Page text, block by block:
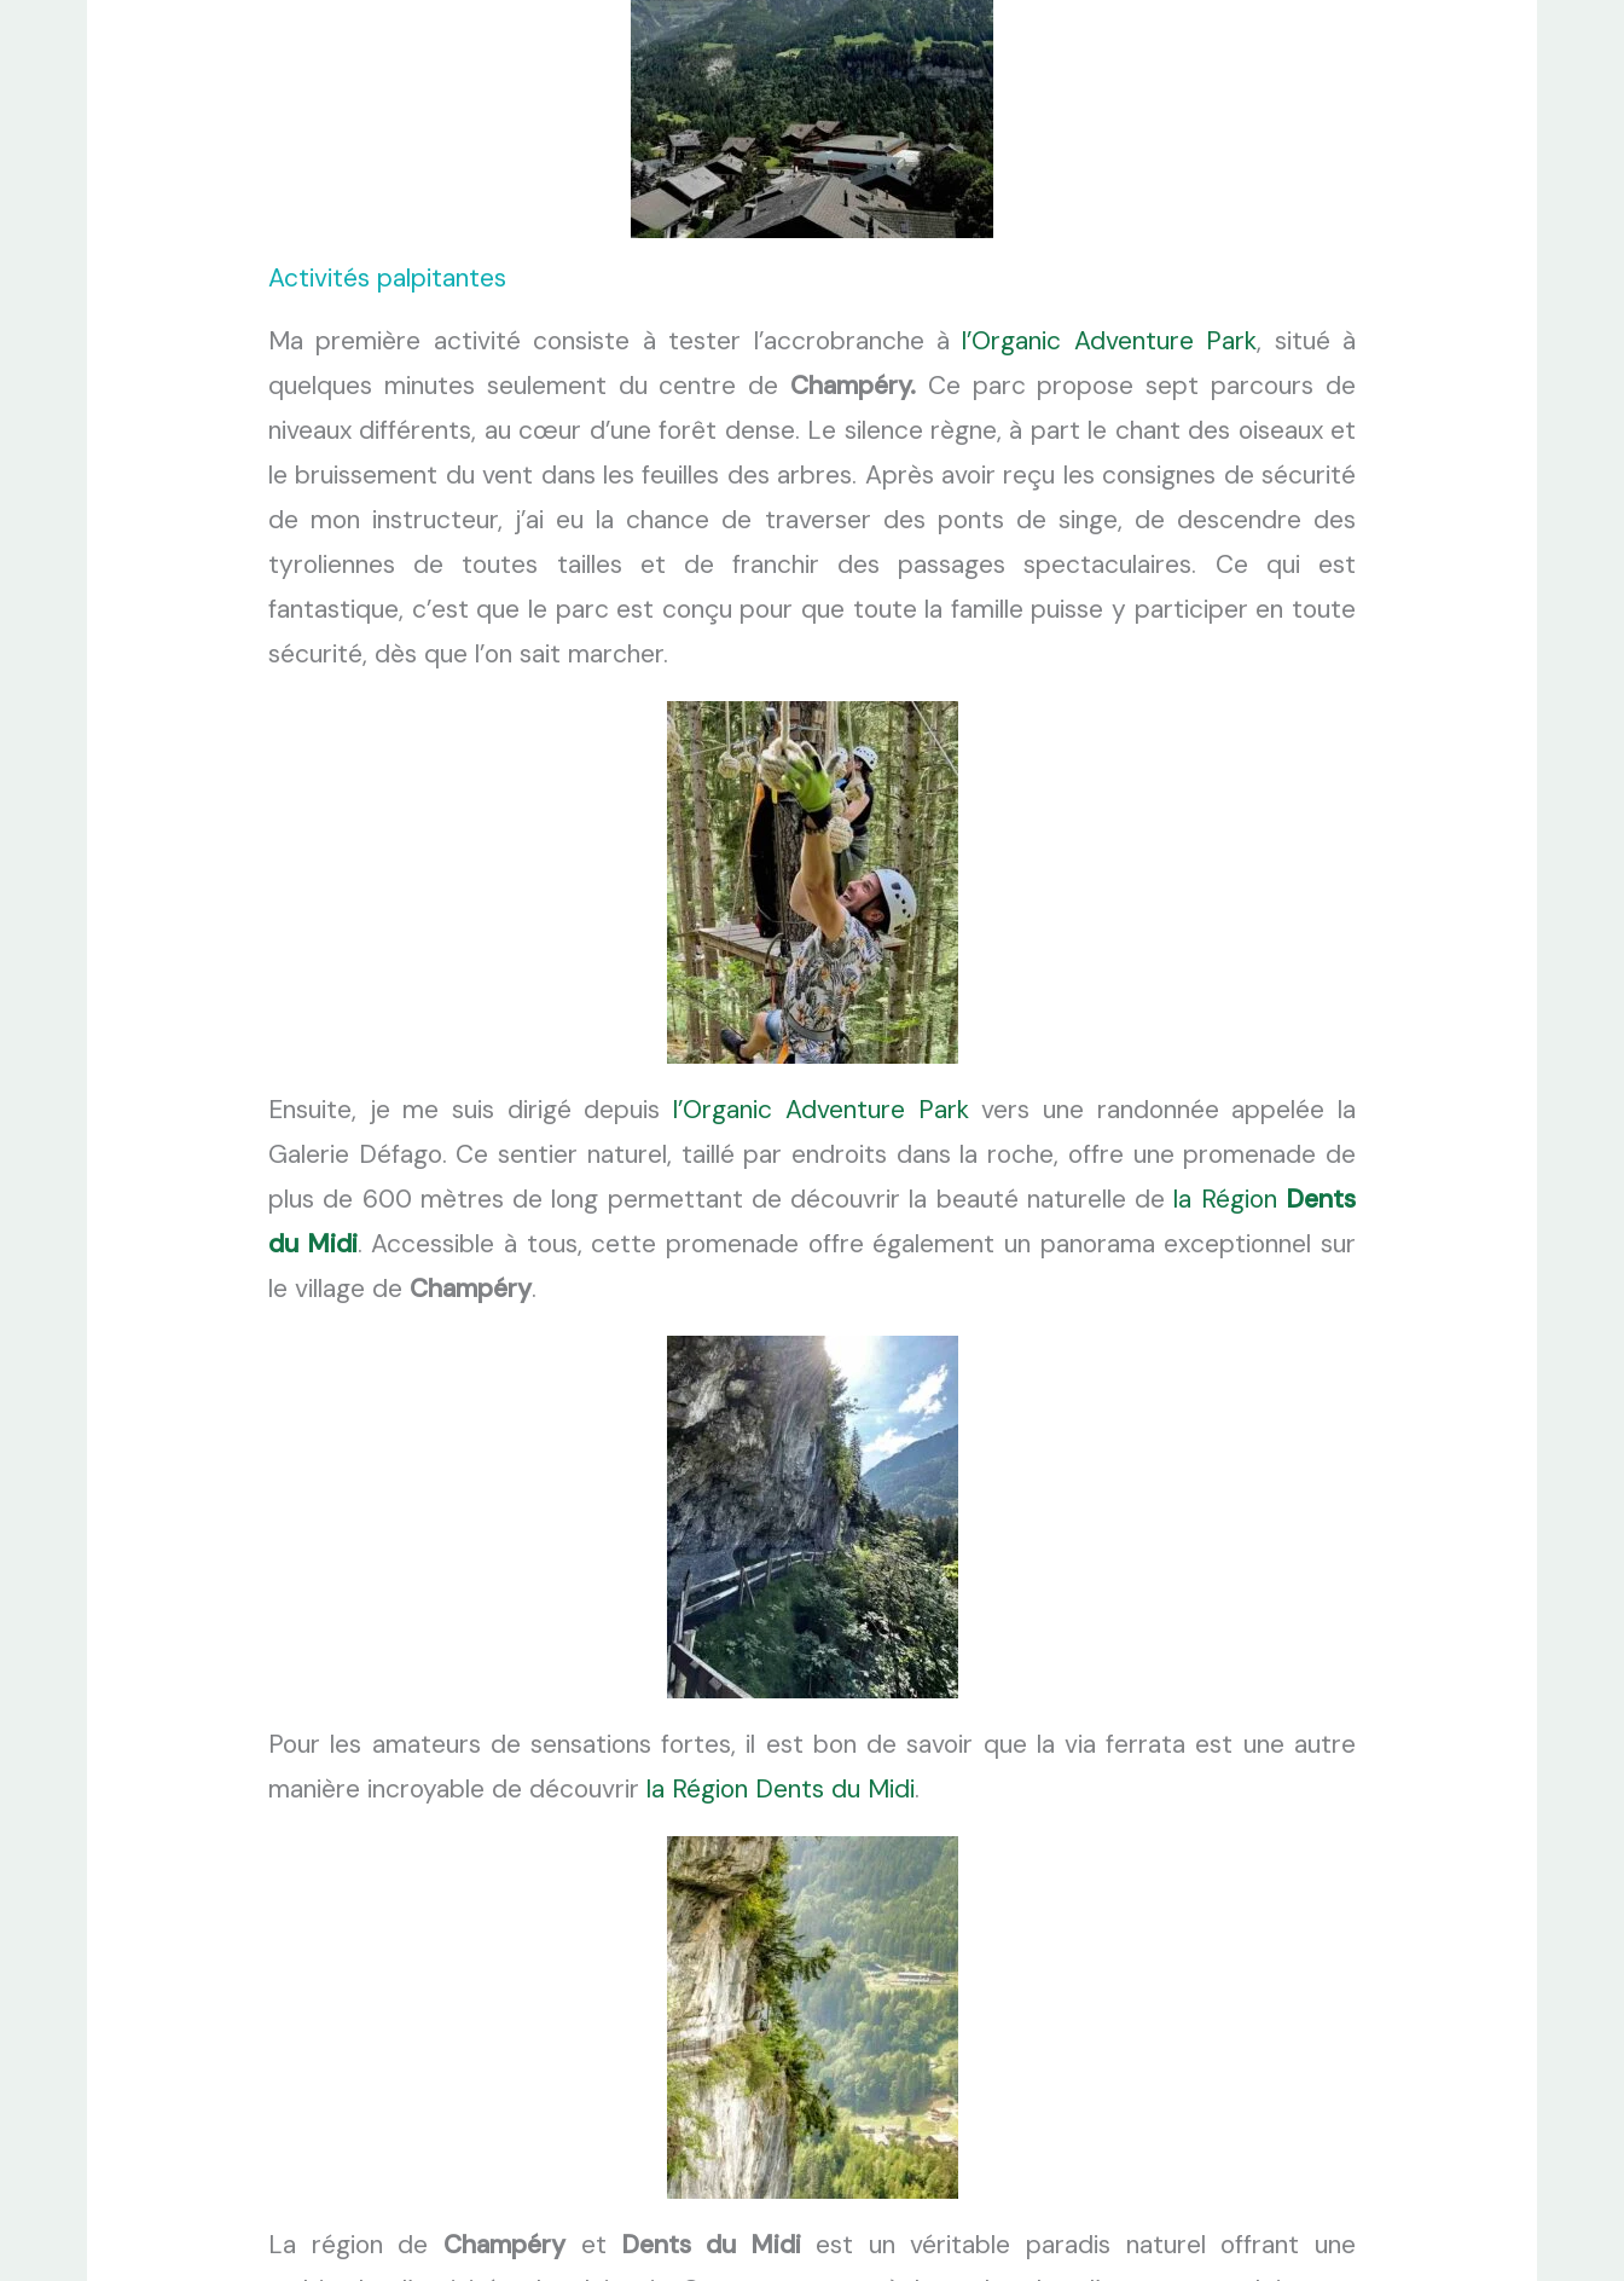
Activités palpitantes
Ma première activité consiste à tester l’accrobranche à l’Organic Adventure Park, situé à
quelques minutes seulement du centre de Champéry. Ce parc propose sept parcours de
niveaux différents, au cœur d’une forêt dense. Le silence règne, à part le chant des oiseaux et
le bruissement du vent dans les feuilles des arbres. Après avoir reçu les consignes de sécurité
de mon instructeur, j’ai eu la chance de traverser des ponts de singe, de descendre des
tyroliennes de toutes tailles et de franchir des passages spectaculaires. Ce qui est
fantastique, c’est que le parc est conçu pour que toute la famille puisse y participer en toute
sécurité, dès que l’on sait marcher.
Ensuite, je me suis dirigé depuis l’Organic Adventure Parkvers une randonnée appelée la
Galerie Défago. Ce sentier naturel, taillé par endroits dans la roche, offre une promenade de
plus de 600 mètres de long permettant de découvrir la beauté naturelle de la Région Dents
du Midi. Accessible à tous, cette promenade offre également un panorama exceptionnel sur
le village de Champéry.
Pour les amateurs de sensations fortes, il est bon de savoir que lavia ferrata est une autre
manière incroyable de découvrir la Région Dents du Midi.
La région de Champéryet Dents du Midiest un véritable paradis naturel offrant une